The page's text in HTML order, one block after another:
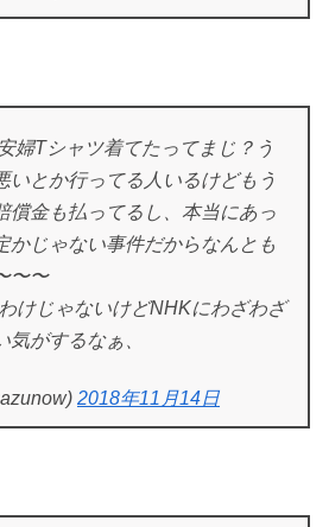
婦Tシャツ着てたってまじ？う
いとか行ってる人いるけどもう
償金も払ってるし、本当にあっ
かじゃない事件だからなんとも
〜〜
けじゃないけどNHKにわざわざ
気がするなぁ、
2018年11月14日